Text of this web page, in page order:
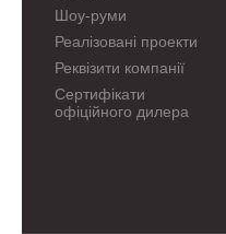
Шоу-руми
Реалізовані проекти
Реквізити компанії
Сертифікати
офіційного дилера